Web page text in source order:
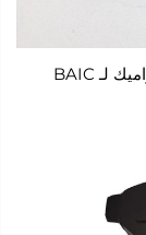
بطانة فرامل القرص الخلفية من مادة السيراميك لـ BAIC